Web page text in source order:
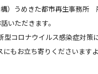
）うめきた都市再生事務
いただきます。
コロナウイルス感染症対策
もお立ち寄りくださいます